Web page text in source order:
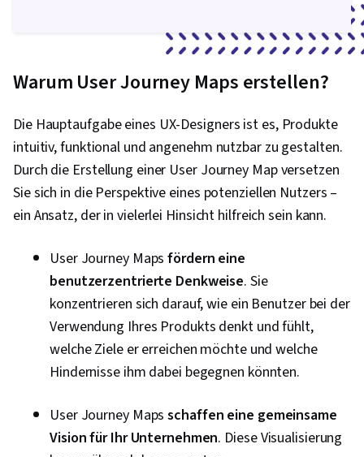
Warum User Journey Maps erstellen?
Die Hauptaufgabe eines UX-Designers ist es, Produkte
intuitiv, funktional und angenehm nutzbar zu gestalten.
Durch die Erstellung einer User Journey Map versetzen
Sie sich in die Perspektive eines potenziellen Nutzers –
ein Ansatz, der in vielerlei Hinsicht hilfreich sein kann.
User Journey Mapsfördern eine
benutzerzentrierte Denkweise. Sie
konzentrieren sich darauf, wie ein Benutzer bei der
Verwendung Ihres Produkts denkt und fühlt,
welche Ziele er erreichen möchte und welche
Hindernisse ihm dabei begegnen könnten.
User Journey Mapsschaffen eine gemeinsame
Vision für Ihr Unternehmen. Diese Visualisierung